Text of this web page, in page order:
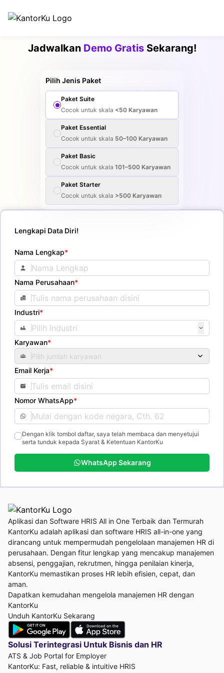
Jadwalkan Demo GratisSekarang!
Pilih Jenis Paket
Paket Suite
Cocok untuk skala <50 Karyawan
Paket Essential
Cocok untuk skala 50–100 Karyawan
Paket Basic
Cocok untuk skala 101–500 Karyawan
Paket Starter
Cocok untuk skala >500 Karyawan
Lengkapi Data Diri!
Nama Lengkap*
Nama Perusahaan*
Industri*
Karyawan*
Pilih jumlah karyawan
Email Kerja*
Nomor WhatsApp*
Dengan klik tombol daftar, saya telah membaca dan menyetujui
serta tunduk kepada Syarat & Ketentuan KantorKu
WhatsApp Sekarang
Aplikasi dan Software HRIS All in One Terbaik dan Termurah
KantorKu adalah aplikasi dan software HRIS all-in-one yang
dirancang untuk mempermudah pengelolaan manajemen HR di
perusahaan. Dengan fitur lengkap yang mencakup manajemen
absensi, penggajian, rekrutmen, hingga penilaian kinerja,
KantorKu memastikan proses HR lebih efisien, cepat, dan
aman.
Dapatkan kemudahan mengelola manajemen HR dengan
KantorKu
Unduh KantorKu Sekarang
Solusi Terintegrasi Untuk Bisnis dan HR
ATS & Job Portal for Employer
KantorKu: Fast, reliable & intuitive HRIS